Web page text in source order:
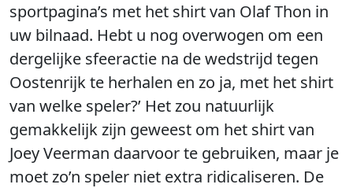
sportpagina’s met het shirt van Olaf Thon in
uw bilnaad. Hebt u nog overwogen om een
dergelijke sfeeractie na de wedstrijd tegen
Oostenrijk te herhalen en zo ja, met het shirt
van welke speler?’ Het zou natuurlijk
gemakkelijk zijn geweest om het shirt van
Joey Veerman daarvoor te gebruiken, maar je
moet zo’n speler niet extra ridicaliseren. De